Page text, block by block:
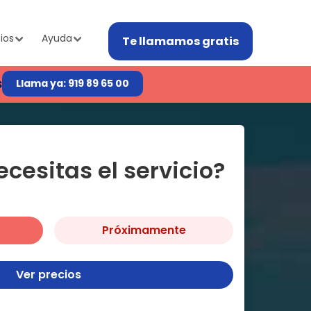
Ayuda Te llamamos gratis
Llama ya: 919 89 65 00
el servicio?
Próximamente
Ver precios